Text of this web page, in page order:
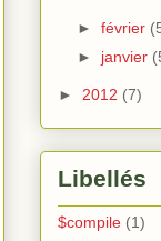
► février
► janvier
► 2012 (7)
Libellés
$compile (1)